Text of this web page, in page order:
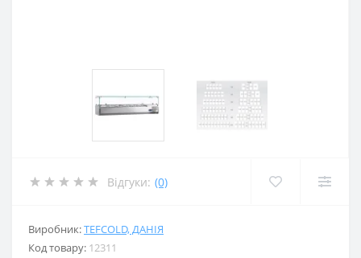
Відгуки: (0)
Виробник:TEFCOLD, ДАНІЯ
Код товару: 12311